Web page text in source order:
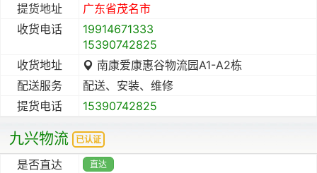
提货地址
广东省茂名市
收货电话
19914671333
15390742825
收货地址
南康爱康惠谷物流园A1-A2栋
配送服务
配送、安装、维修
提货电话
15390742825
九兴物流 已认证
是否直达 直达